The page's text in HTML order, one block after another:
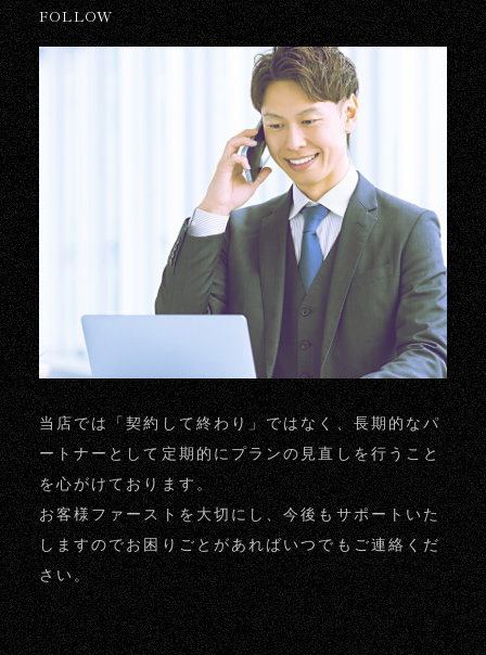
FOLLOW
当店では「契約して終わり」ではなく、長期的なパ
ートナーとして定期的にプランの見直しを行うこと
を心がけております。
お客様ファーストを大切にし、今後もサポートいた
しますのでお困りごとがあればいつでもご連絡くだ
さい。